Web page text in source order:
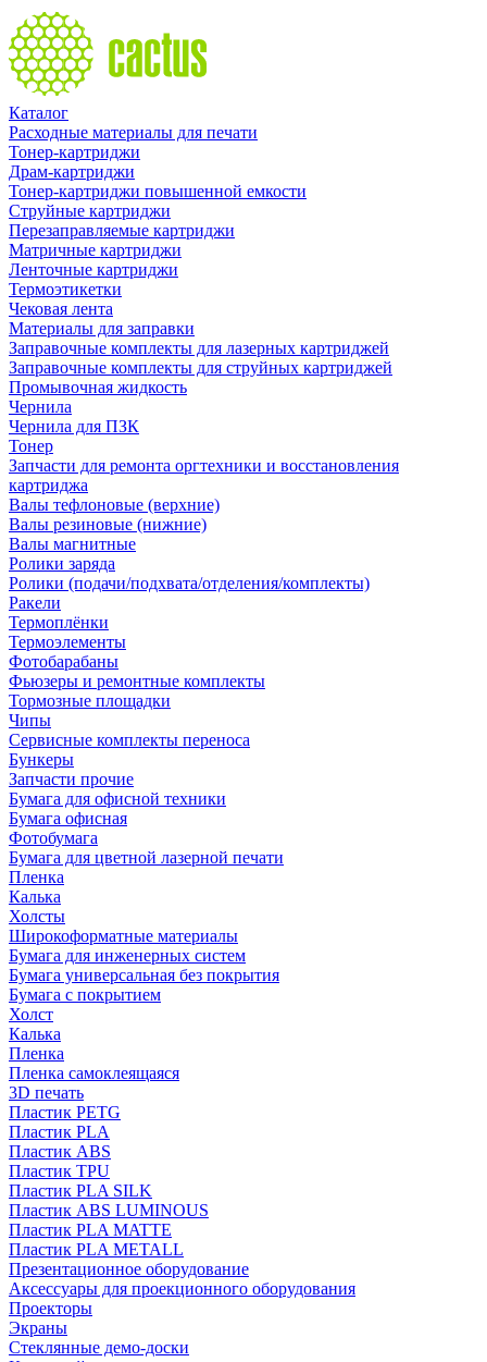
Каталог
Расходные материалы для печати
Тонер-картриджи
Драм-картриджи
Тонер-картриджи повышенной емкости
Струйные картриджи
Перезаправляемые картриджи
Матричные картриджи
Ленточные картриджи
Термоэтикетки
Чековая лента
Материалы для заправки
Заправочные комплекты для лазерных картриджей
Заправочные комплекты для струйных картриджей
Промывочная жидкость
Чернила
Чернила для ПЗК
Тонер
Запчасти для ремонта оргтехники и восстановления
картриджа
Валы тефлоновые (верхние)
Валы резиновые (нижние)
Валы магнитные
Ролики заряда
Ролики (подачи/подхвата/отделения/комплекты)
Ракели
Термоплёнки
Термоэлементы
Фотобарабаны
Фьюзеры и ремонтные комплекты
Тормозные площадки
Чипы
Сервисные комплекты переноса
Бункеры
Запчасти прочие
Бумага для офисной техники
Бумага офисная
Фотобумага
Бумага для цветной лазерной печати
Пленка
Калька
Холсты
Широкоформатные материалы
Бумага для инженерных систем
Бумага универсальная без покрытия
Бумага с покрытием
Холст
Калька
Пленка
Пленка самоклеящаяся
3D печать
Пластик PETG
Пластик PLA
Пластик ABS
Пластик TPU
Пластик PLA SILK
Пластик ABS LUMINOUS
Пластик PLA MATTE
Пластик PLA METALL
Презентационное оборудование
Аксессуары для проекционного оборудования
Проекторы
Экраны
Стеклянные демо-доски